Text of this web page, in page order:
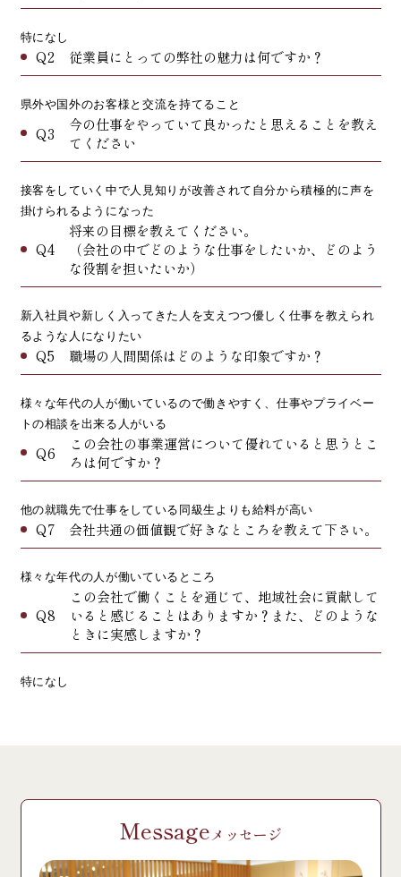
特になし
Q2 従業員にとっての弊社の魅力は何ですか？
県外や国外のお客様と交流を持てること
Q3
今の仕事をやっていて良かったと思えることを教え
てください
接客をしていく中で人見知りが改善されて自分から積極的に声を
掛けられるようになった
Q4
将来の目標を教えてください。
（会社の中でどのような仕事をしたいか、どのよう
な役割を担いたいか）
新入社員や新しく入ってきた人を支えつつ優しく仕事を教えられ
るような人になりたい
Q5 職場の人間関係はどのような印象ですか？
様々な年代の人が働いているので働きやすく、仕事やプライベー
トの相談を出来る人がいる
Q6
この会社の事業運営について優れていると思うとこ
ろは何ですか？
他の就職先で仕事をしている同級生よりも給料が高い
Q7 会社共通の価値観で好きなところを教えて下さい。
様々な年代の人が働いているところ
Q8
この会社で働くことを通じて、地域社会に貢献して
いると感じることはありますか？また、どのような
ときに実感しますか？
特になし
Messageメッセージ